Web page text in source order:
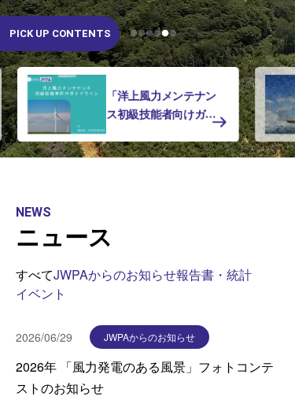
PICK UP CONTENTS
「洋上風力メンテナン
ス初級技能者向けガイ
ドライン（V1）」のリ
リース
NEWS
ニュース
すべてJWPAからのお知らせ報告書・統計
イベント
2026/06/29 JWPAからのお知らせ
2026年 「⾵⼒発電のある⾵景」フォトコンテ
ストのお知らせ